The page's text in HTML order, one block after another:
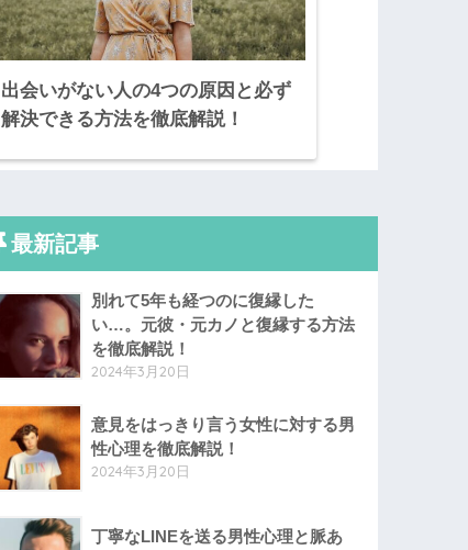
出会いがない人の4つの原因と必ず
解決できる方法を徹底解説！
最新記事
別れて5年も経つのに復縁した
い…。元彼・元カノと復縁する方法
を徹底解説！
2024年3月20日
意見をはっきり言う女性に対する男
性心理を徹底解説！
2024年3月20日
丁寧なLINEを送る男性心理と脈あ